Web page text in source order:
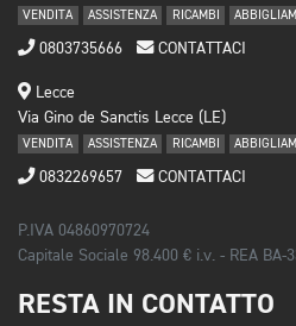
VENDITA ASSISTENZA RICAMBI
0803735666 CONTATTACI
Lecce
Via Gino de Sanctis Lecce (LE)
VENDITA ASSISTENZA RICAMBI
0832269657 CONTATTACI
P.IVA 04860970724
Capitale Sociale 98.400 € i.v. - REA BA-
RESTA IN CONTATTO